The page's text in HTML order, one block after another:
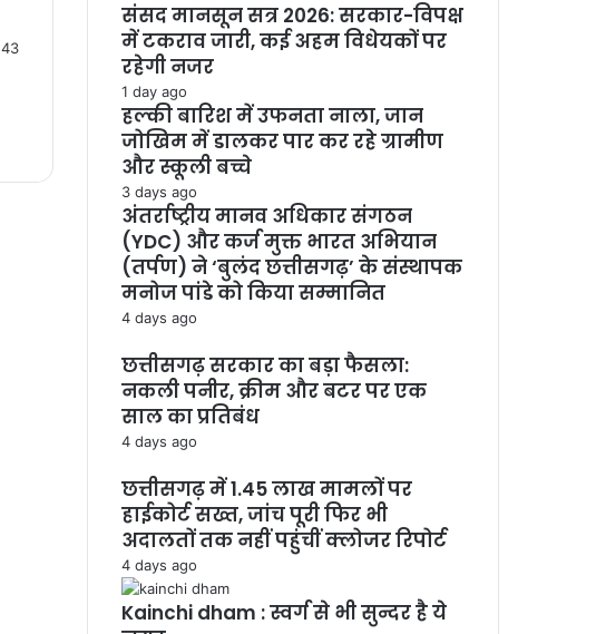
संसद मानसून सत्र 2026: सरकार-विपक्ष
में टकराव जारी, कई अहम विधेयकों पर
रहेगी नजर
1 day ago
हल्की बारिश में उफनता नाला, जान
जोखिम में डालकर पार कर रहे ग्रामीण
और स्कूली बच्चे
3 days ago
अंतर्राष्ट्रीय मानव अधिकार संगठन
(YDC) और कर्ज मुक्त भारत अभियान
(तर्पण) ने ‘बुलंद छत्तीसगढ़’ के संस्थापक
मनोज पांडे को किया सम्मानित
4 days ago
छत्तीसगढ़ सरकार का बड़ा फैसला:
नकली पनीर, क्रीम और बटर पर एक
साल का प्रतिबंध
4 days ago
छत्तीसगढ़ में 1.45 लाख मामलों पर
हाईकोर्ट सख्त, जांच पूरी फिर भी
अदालतों तक नहीं पहुंचीं क्लोजर रिपोर्ट
4 days ago
Kainchi dham : स्वर्ग से भी सुन्दर है ये